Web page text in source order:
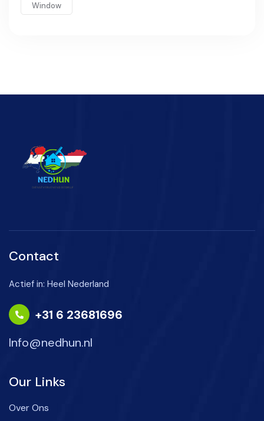
Window
Contact
Actief in: Heel Nederland
+31 6 23681696
Info@nedhun.nl
Our Links
Over Ons